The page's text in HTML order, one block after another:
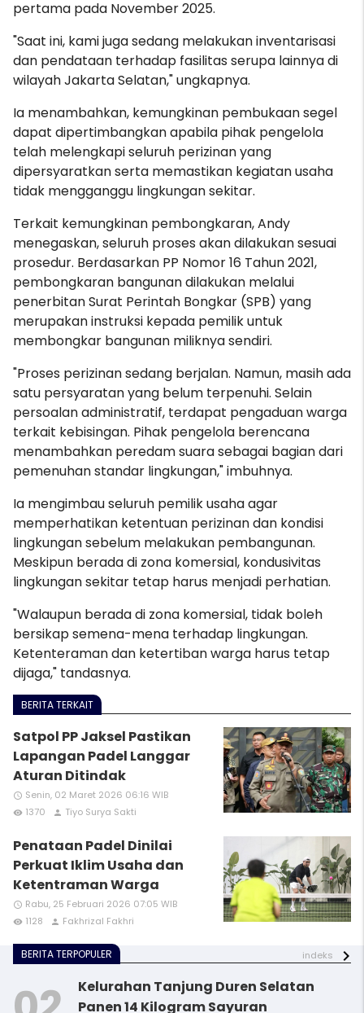
pertama pada November 2025.
"Saat ini, kami juga sedang melakukan inventarisasi
dan pendataan terhadap fasilitas serupa lainnya di
wilayah Jakarta Selatan," ungkapnya.
Ia menambahkan, kemungkinan pembukaan segel
dapat dipertimbangkan apabila pihak pengelola
telah melengkapi seluruh perizinan yang
dipersyaratkan serta memastikan kegiatan usaha
tidak mengganggu lingkungan sekitar.
Terkait kemungkinan pembongkaran, Andy
menegaskan, seluruh proses akan dilakukan sesuai
prosedur. Berdasarkan PP Nomor 16 Tahun 2021,
pembongkaran bangunan dilakukan melalui
penerbitan Surat Perintah Bongkar (SPB) yang
merupakan instruksi kepada pemilik untuk
membongkar bangunan miliknya sendiri.
"Proses perizinan sedang berjalan. Namun, masih ada
satu persyaratan yang belum terpenuhi. Selain
persoalan administratif, terdapat pengaduan warga
terkait kebisingan. Pihak pengelola berencana
menambahkan peredam suara sebagai bagian dari
pemenuhan standar lingkungan," imbuhnya.
Ia mengimbau seluruh pemilik usaha agar
memperhatikan ketentuan perizinan dan kondisi
lingkungan sebelum melakukan pembangunan.
Meskipun berada di zona komersial, kondusivitas
lingkungan sekitar tetap harus menjadi perhatian.
"Walaupun berada di zona komersial, tidak boleh
bersikap semena-mena terhadap lingkungan.
Ketenteraman dan ketertiban warga harus tetap
dijaga," tandasnya.
BERITA TERKAIT
Satpol PP Jaksel Pastikan
Lapangan Padel Langgar
Aturan Ditindak
access_time Senin, 02 Maret 2026 06:16 WIB
remove_red_eye 1370 person Tiyo Surya Sakti
Penataan Padel Dinilai
Perkuat Iklim Usaha dan
Ketentraman Warga
access_time Rabu, 25 Februari 2026 07:05 WIB
remove_red_eye 1128 person Fakhrizal Fakhri
BERITA TERPOPULER indeks
Kelurahan Tanjung Duren Selatan
Panen 14 Kilogram Sayuran